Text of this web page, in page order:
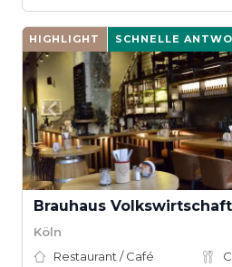
HIGHLIGHT SCHNELLE
Brauhaus
Köln
Restaurant / Café